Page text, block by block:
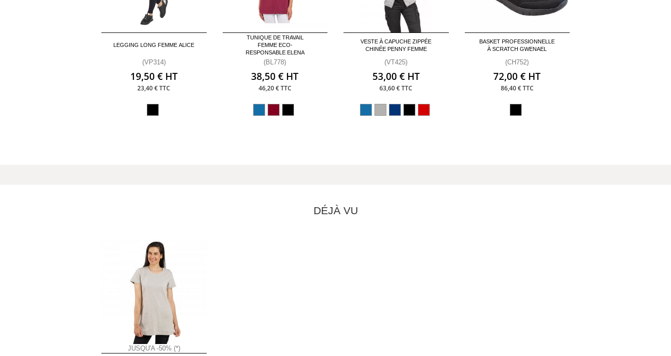
LEGGING LONG FEMME ALICE
(VP314)
19,50 € HT
23,40 € TTC
TUNIQUE DE TRAVAIL
FEMME ECO-
RESPONSABLE ELENA
(BL778)
38,50 € HT
46,20 € TTC
VESTE À CAPUCHE ZIPPÉE
CHINÉE PENNY FEMME
(VT425)
53,00 € HT
63,60 € TTC
BASKET PROFESSIONNELLE
À SCRATCH GWENAEL
(CH752)
72,00 € HT
86,40 € TTC
DÉJÀ VU
JUSQU'A -50% (*)